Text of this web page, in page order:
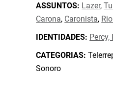
ASSUNTOS: Lazer,
Carona, Caronista,
IDENTIDADES: Percy,
CATEGORIAS:
Sonoro